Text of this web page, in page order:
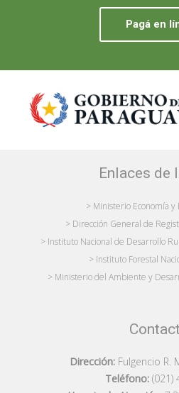
Pagá en
Enlaces de
> Ministerio Economía y
> Dirección General de
> Instituto Nacional de Desarrollo
> Instituto Forestal
> Ministerio del Ambiente y
Dirección: Fulgencio R.
Teléfono: (021)